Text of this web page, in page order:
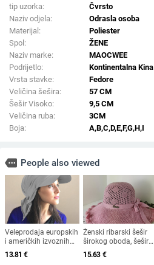
tip uzorka:
Čvrsto
Naziv odjela:
Odrasla osoba
Materijal:
Poliester
Spol:
ŽENE
Naziv marke:
MAOCWEE
Podrijetlo:
Kontinentalna Kina
Vrsta stavke:
Fedore
Veličina šešira:
57 CM
Šešir Visoko:
9,5 CM
Veličina ruba:
3CM
Boja:
A,B,C,D,E,F,G,H,I
more People also viewed
Veleprodaja europskih
i američkih izvoznih
ljetnih bejzbolskih
kapa s vezicom na
13.81 €
Ženski ribarski šešir
širokog oboda, šešir
za sunce, pleteni šešir
za sunce, šešir za
15.63 €